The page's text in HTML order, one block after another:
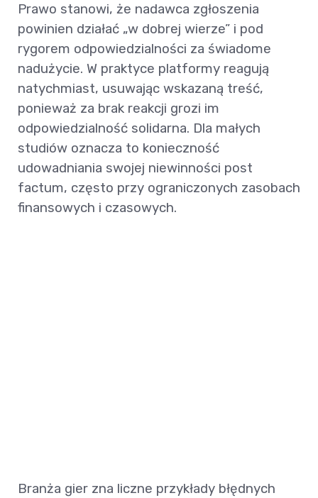
Prawo stanowi, że nadawca zgłoszenia
powinien działać „w dobrej wierze” i pod
rygorem odpowiedzialności za świadome
nadużycie. W praktyce platformy reagują
natychmiast, usuwając wskazaną treść,
ponieważ za brak reakcji grozi im
odpowiedzialność solidarna. Dla małych
studiów oznacza to konieczność
udowadniania swojej niewinności post
factum, często przy ograniczonych zasobach
finansowych i czasowych.
Branża gier zna liczne przykłady błędnych